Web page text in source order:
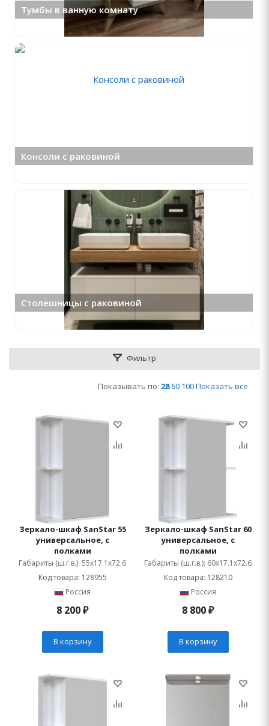
Тумбы в ванную комнату
Консоли с раковиной
Столешницы с раковиной
Фильтр
Показывать по: 28 60 100Показать все
Зеркало-шкаф SanStar 55
универсальное, с
полками
Габариты (ш.г.в.): 55x17.1x72.6
Код товара: 128955
Россия
8 200₽
В корзину
Зеркало-шкаф SanStar 60
универсальное, с
полками
Габариты (ш.г.в.): 60x17.1x72.6
Код товара: 128210
Россия
8 800₽
В корзину